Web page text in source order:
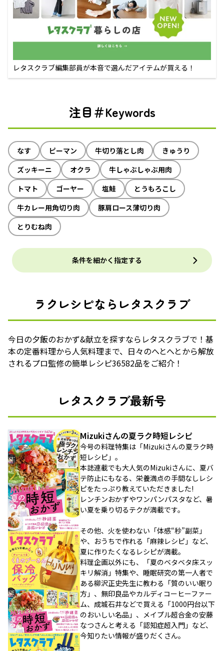
レタスクラブ編集部員が本音で選んだアイテムが買える！
注目＃Keywords
なす ピーマン 牛切り落とし肉
きゅうり
ズッキーニ
オクラ
牛しゃぶしゃぶ用肉
トマト
ゴーヤー 塩鮭
とうもろこし
牛カレー用角切り肉
豚肩ロース薄切り肉
とりむね肉
条件を細かく指定する
ラクレシピならレタスクラブ
今日の夕飯のおかず&献立を探すならレタスクラブで！基
本の定番料理から人気料理まで、日々のへとへとから解放
されるプロ監修の簡単レシピ36582品をご紹介！
レタスクラブ最新号
Mizukiさんの夏ラク時短レシピ
今号の料理特集は「Mizukiさんの夏ラク時
短レシピ」。
本誌連載でも大人気のMizukiさんに、夏バ
テ防止にもなる、栄養満点の手間なしレシ
ピをたっぷり教えていただきました!
レンチンおかずやワンパンパスタなど、暑
い夏を乗り切るテクが満載です。
その他、火を使わない「体感“秒”副菜」
や、おうちで作れる「麻辣レシピ」など、
夏に作りたくなるレシピが満載。
料理企画以外にも、「夏のベタベタ床スッ
キリ解消」特集や、睡眠研究の第一人者で
ある柳沢正史先生に教わる「質のいい眠り
方」、無印良品やカルディコーヒーファー
ム、成城石井などで買える「1000円台以下
のおいしい名品」、メイプル超合金の安藤
なつさんと考える「認知症超入門」など、
今知りたい情報が盛りだくさん。